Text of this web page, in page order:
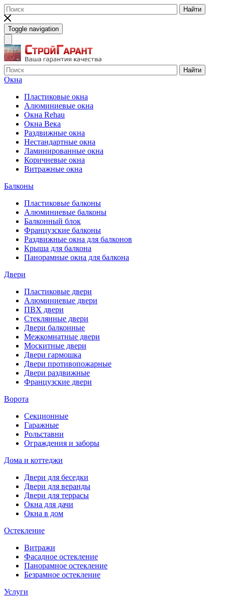
Найти
Toggle navigation
Найти
Окна
Пластиковые окна
Алюминиевые окна
Окна Rehau
Окна Века
Раздвижные окна
Нестандартные окна
Ламинированные окна
Коричневые окна
Витражные окна
Балконы
Пластиковые балконы
Алюминиевые балконы
Балконный блок
Французские балконы
Раздвижные окна для балконов
Крыша для балкона
Панорамные окна для балкона
Двери
Пластиковые двери
Алюминиевые двери
ПВХ двери
Стеклянные двери
Двери балконные
Межкомнатные двери
Москитные двери
Двери гармошка
Двери противопожарные
Двери раздвижные
Французские двери
Ворота
Секционные
Гаражные
Рольставни
Ограждения и заборы
Дома и коттеджи
Двери для беседки
Двери для веранды
Двери для террасы
Окна для дачи
Окна в дом
Остекление
Витражи
Фасадное остекление
Панорамное остекление
Безрамное остекление
Услуги